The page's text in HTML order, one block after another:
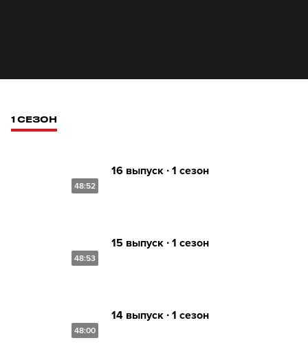
1 СЕЗОН
48:52
16 выпуск ∙ 1 сезон
48:53
15 выпуск ∙ 1 сезон
48:00
14 выпуск ∙ 1 сезон